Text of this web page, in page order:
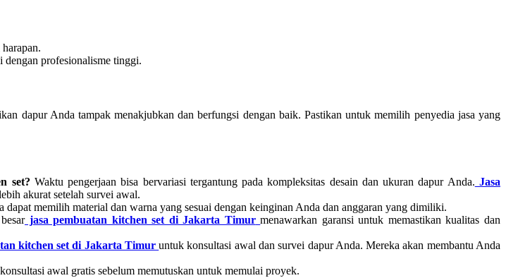
dengan profesionalisme tinggi.
dapur Anda tampak menakjubkan dan berfungsi dengan baik. Pastikan untuk memilih penyedia jasa yang
set? Waktu pengerjaan bisa bervariasi tergantung pada kompleksitas desain dan ukuran dapur Anda. Jasa
akurat setelah survei awal.
dapat memilih material dan warna yang sesuai dengan keinginan Anda dan anggaran yang dimiliki.
jasa pembuatan kitchen set di Jakarta Timur menawarkan garansi untuk memastikan kualitas dan
kitchen set di Jakarta Timuruntuk konsultasi awal dan survei dapur Anda. Mereka akan membantu Anda
awal gratis sebelum memutuskan untuk memulai proyek.